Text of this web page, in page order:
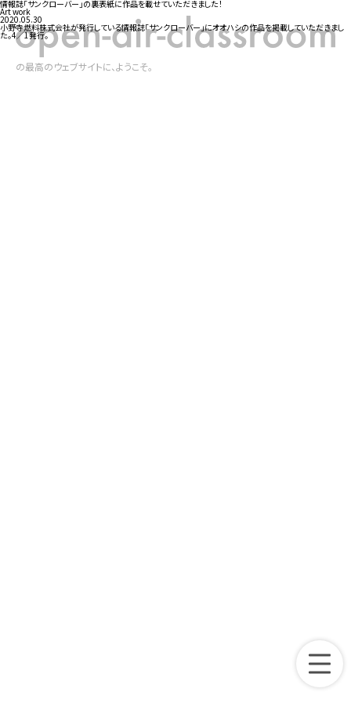
の最高のウェブサイトに、ようこそ。
情報誌「サンクローバー」の裏表紙に作品を載せていただきました！
Art work
2020.05.30
小野寺燃料株式会社が発行している情報誌「サンクローバー」にオオハシの作品を掲載していただきまし
た。4／1発行。